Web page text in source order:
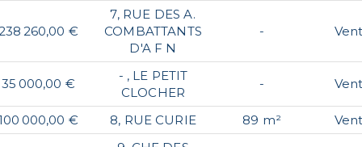
260,00 €
7, RUE DES A.
COMBATTANTS
D'A F N
-
35 000,00 €
- , LE PETIT
CLOCHER
-
000,00 € 8, RUE CURIE 89 m²